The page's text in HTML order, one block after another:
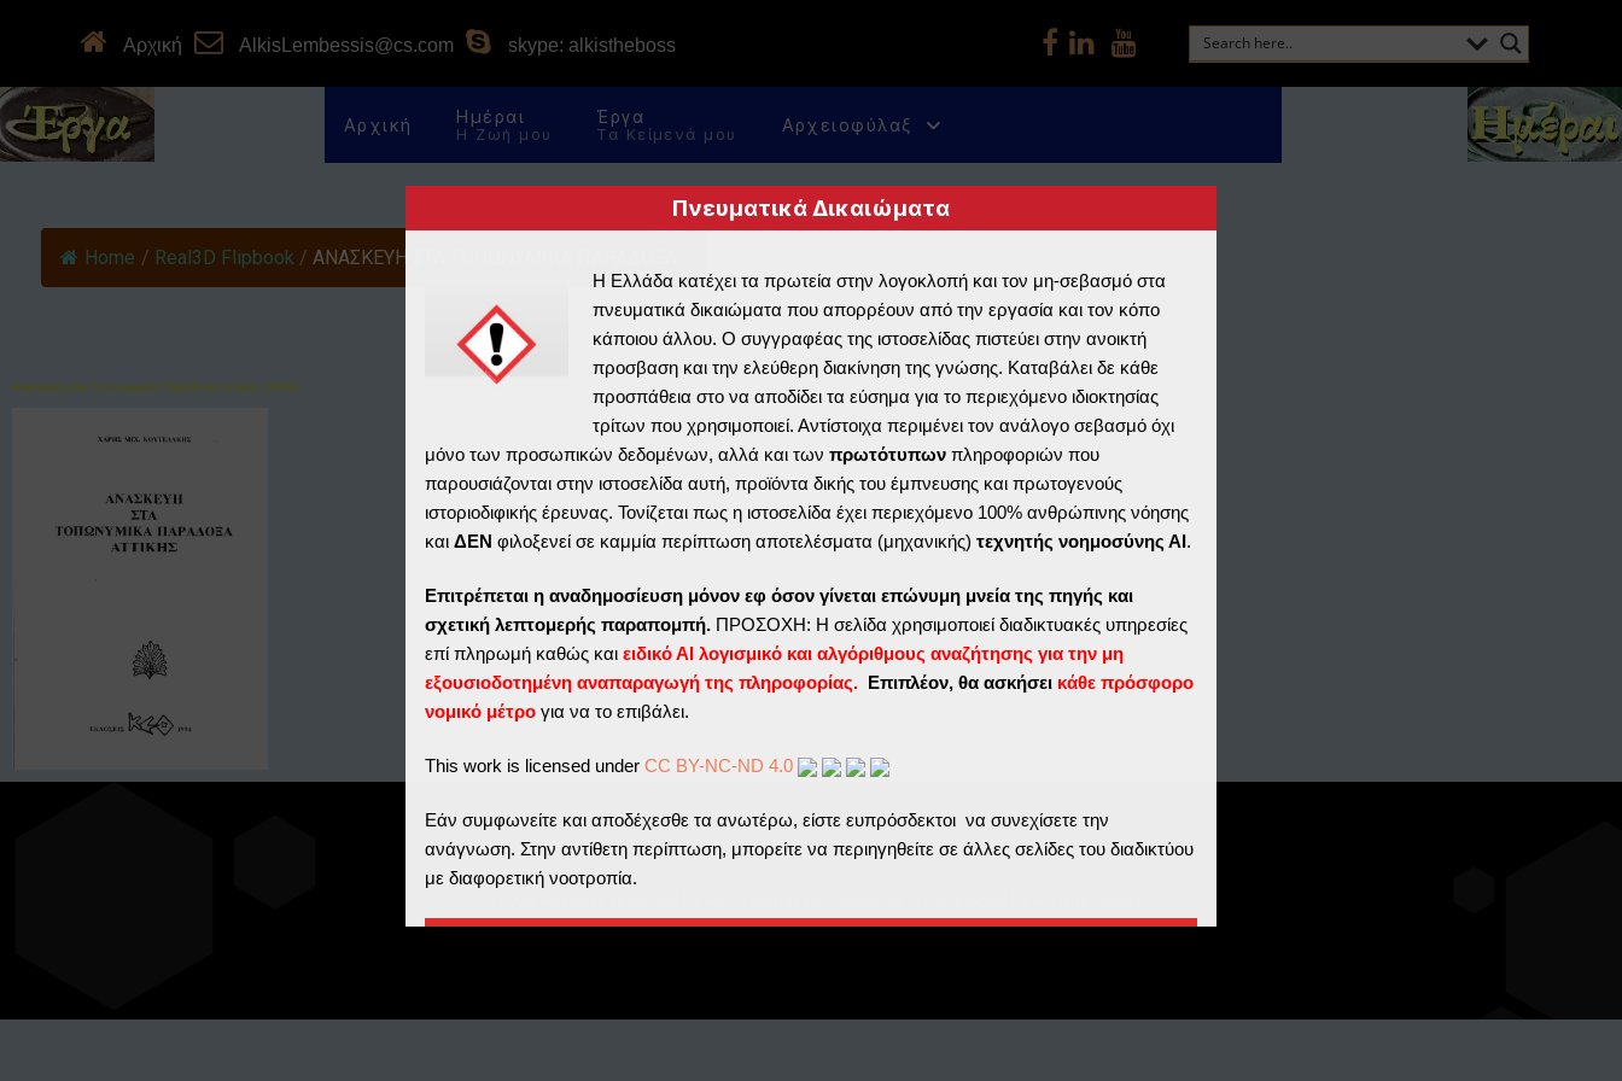
Αρχική AlkisLembessis@cs.com skype: alkistheboss
Αρχική Ημέραι
Η Ζωή μου
Έργα
Τα Κείμενά μου Αρχειοφύλαξ
Home / Real3D Flipbook / ΑΝΑΣΚΕΥΗ ΣΤΑ ΤΟΠΩΝΥΜΙΚΑ ΠΑΡΑΔΟΞΑ...
Ανασκευή στα Τοπωνυμικά Παράδοξα Αττικής (1994)
Πνευματικά Δικαιώματα
Η Ελλάδα κατέχει τα πρωτεία στην λογοκλοπή και τον μη-σεβασμό στα
πνευματικά δικαιώματα που απορρέουν από την εργασία και τον κόπο
κάποιου άλλου. Ο συγγραφέας της ιστοσελίδας πιστεύει στην ανοικτή
προσβαση και την ελεύθερη διακίνηση της γνώσης. Καταβάλει δε κάθε
προσπάθεια στο να αποδίδει τα εύσημα για το περιεχόμενο ιδιοκτησίας
τρίτων που χρησιμοποιεί. Αντίστοιχα περιμένει τον ανάλογο σεβασμό όχι
μόνο των προσωπικών δεδομένων, αλλά και των πρωτότυπων πληροφοριών που
παρουσιάζονται στην ιστοσελίδα αυτή, προϊόντα δικής του έμπνευσης και πρωτογενούς
ιστοριοδιφικής έρευνας. Τονίζεται πως η ιστοσελίδα έχει περιεχόμενο 100% ανθρώπινης νόησης
και ΔΕΝ φιλοξενεί σε καμμία περίπτωση αποτελέσματα (μηχανικής) τεχνητής νοημοσύνης ΑΙ.
Επιτρέπεται η αναδημοσίευση μόνον εφ όσον γίνεται επώνυμη μνεία της πηγής και
σχετική λεπτομερής παραπομπή. ΠΡΟΣΟΧΗ: Η σελίδα χρησιμοποιεί διαδικτυακές υπηρεσίες
επί πληρωμή καθώς και ειδικό ΑΙ λογισμικό και αλγόριθμους αναζήτησης για την μη
εξουσιοδοτημένη αναπαραγωγή της πληροφορίας. Επιπλέον, θα ασκήσει κάθε πρόσφορο
νομικό μέτρο για να το επιβάλει.
This work is licensed under CC BY-NC-ND 4.0
Εάν συμφωνείτε και αποδέχεσθε τα ανωτέρω, είστε ευπρόσδεκτοι να συνεχίσετε την
ανάγνωση. Στην αντίθετη περίπτωση, μπορείτε να περιηγηθείτε σε άλλες σελίδες του διαδικτύου
με διαφορετική νοοτροπία.